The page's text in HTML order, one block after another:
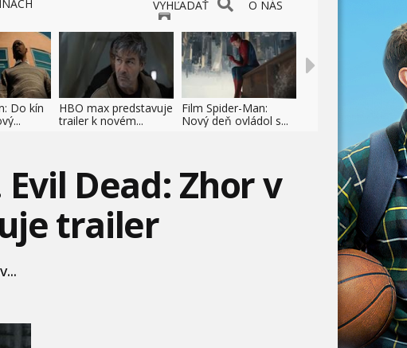
VYHĽADAŤ O NÁS
Do kín
HBO max predstavuje
trailer k novém...
Film Spider-Man:
Nový deň ovládol s...
Dead: Zhor v
trailer